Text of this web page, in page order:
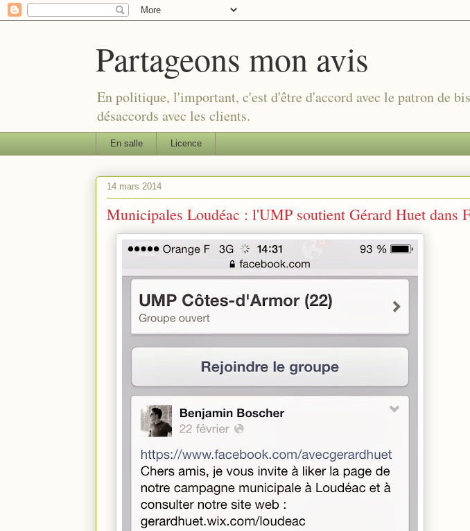
Partageons mon avis
En politique, l'important, c'est d'être d'accord avec le patron de
désaccords avec les clients.
En salle Licence
14 mars 2014
Municipales Loudéac : l'UMP soutient Gérard Huet dans